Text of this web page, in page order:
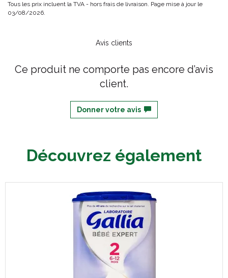
Tous les prix incluent la TVA - hors frais de livraison. Page mise à jour le
03/08/2026.
Avis clients
Ce produit ne comporte pas encore d’avis
client.
Donner votre avis
Découvrez également